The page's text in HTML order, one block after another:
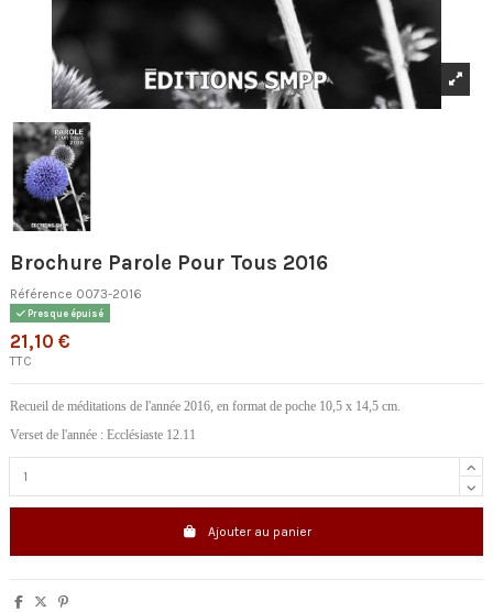
Brochure Parole Pour Tous 2016
Référence 0073-2016
Presque épuisé
21,10 €
TTC
Recueil de méditations de l'année 2016, en format de poche 10,5 x 14,5 cm.
Verset de l'année : Ecclésiaste 12.11
Ajouter au panier